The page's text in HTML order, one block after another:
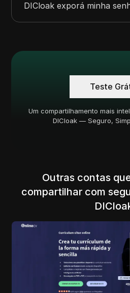
DICloak exporá minha
Teste
Um compartilhamento mais
DICloak — Seguro,
Outras contas
compartilhar com